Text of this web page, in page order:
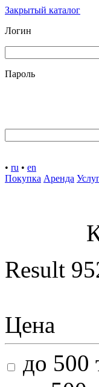
Закрытый каталог
Логин
Пароль
• ru • en
Покупка Аренда
Result
Цена
до 500